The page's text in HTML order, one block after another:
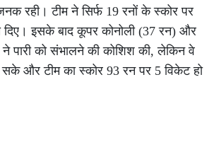
रही। टीम ने सिर्फ 19 रनों के स्कोर पर
इसके बाद कूपर कोनोली (37 रन) और
पारी को संभालने की कोशिश की, लेकिन वे
सके और टीम का स्कोर 93 रन पर 5 विकेट हो